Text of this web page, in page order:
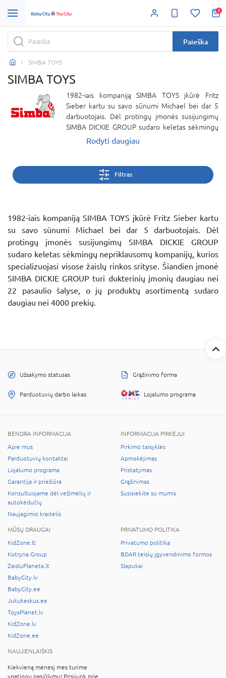
0
Paieška
SIMBA TOYS
SIMBA TOYS
1982-iais kompaniją SIMBA TOYS įkūrė Fritz
Sieber kartu su savo sūnumi Michael bei dar 5
darbuotojais. Dėl protingų įmonės susijungimų
SIMBA DICKIE GROUP sudaro keletas sėkmingų
nepriklausomų kompanijų, kurios specializuojasi
22 pasaulio šalyse, o jų produktų asortimentą
sudaro daugiau nei 4000 prekių.
Rodyti daugiau
Filtras
1982-iais kompaniją SIMBA TOYS įkūrė Fritz Sieber kartu
su savo sūnumi Michael bei dar 5 darbuotojais. Dėl
protingų įmonės susijungimų SIMBA DICKIE GROUP
sudaro keletas sėkmingų nepriklausomų kompanijų, kurios
specializuojasi visose žaislų rinkos srityse. Šiandien įmonė
SIMBA DICKIE GROUP turi dukterinių įmonių daugiau nei
22 pasaulio šalyse, o jų produktų asortimentą sudaro
daugiau nei 4000 prekių.
Užsakymo statusas Grąžinimo forma
Parduotuvių darbo laikas Lojalumo programa
BENDRA INFORMACIJA
Apie mus
Parduotuvių kontaktai
Lojalumo programa
Garantija ir priežiūra
Konsultuojame dėl vežimėlių ir
autokėdučių
Naujagimio kraitelis
INFORMACIJA PIRKĖJUI
Pirkimo taisyklės
Apmokėjimas
Pristatymas
Grąžinimas
Susisiekite su mumis
MŪSŲ DRAUGAI
KidZone.lt
Kotryna Group
ZaisluPlaneta.lt
BabyCity.lv
BabyCity.ee
Jukukeskus.ee
ToysPlanet.lv
KidZone.lv
KidZone.ee
PRIVATUMO POLITIKA
Privatumo politika
BDAR teisių įgyvendinimo formos
Slapukai
NAUJIENLAIŠKIS
Kiekvieną mėnesį mes turime
ypatingų pasiūlymų! Prisijunk prie